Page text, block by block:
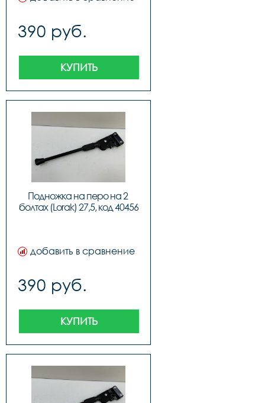
390 руб.
КУПИТЬ
Подножка на перо на 2
болтах (Lorak) 27,5, код 40456
добавить в сравнение
390 руб.
КУПИТЬ